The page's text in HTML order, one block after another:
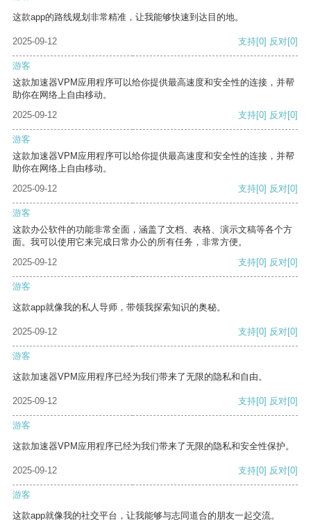
这款app的路线规划非常精准，让我能够快速到达目的地。
2025-09-12 支持[0] 反对[0]
游客
这款加速器VPM应用程序可以给你提供最高速度和安全性的连接，并帮
助你在网络上自由移动。
2025-09-12
支持[0] 反对[0]
游客
这款加速器VPM应用程序可以给你提供最高速度和安全性的连接，并帮
助你在网络上自由移动。
2025-09-12
支持[0] 反对[0]
游客
这款办公软件的功能非常全面，涵盖了文档、表格、演示文稿等各个方
面。我可以使用它来完成日常办公的所有任务，非常方便。
2025-09-12
支持[0] 反对[0]
游客
这款app就像我的私人导师，带领我探索知识的奥秘。
2025-09-12 支持[0] 反对[0]
游客
这款加速器VPM应用程序已经为我们带来了无限的隐私和自由。
2025-09-12 支持[0] 反对[0]
游客
这款加速器VPM应用程序已经为我们带来了无限的隐私和安全性保护。
2025-09-12 支持[0] 反对[0]
游客
这款app就像我的社交平台，让我能够与志同道合的朋友一起交流。